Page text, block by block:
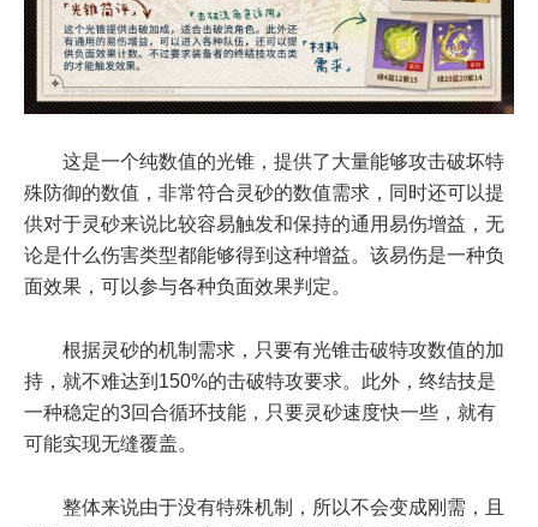
这是一个纯数值的光锥，提供了大量能够攻击破坏特
殊防御的数值，非常符合灵砂的数值需求，同时还可以提
供对于灵砂来说比较容易触发和保持的通用易伤增益，无
论是什么伤害类型都能够得到这种增益。该易伤是一种负
面效果，可以参与各种负面效果判定。
根据灵砂的机制需求，只要有光锥击破特攻数值的加
持，就不难达到150%的击破特攻要求。此外，终结技是
一种稳定的3回合循环技能，只要灵砂速度快一些，就有
可能实现无缝覆盖。
整体来说由于没有特殊机制，所以不会变成刚需，且